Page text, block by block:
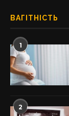
ВАГІТНІСТЬ
1
2